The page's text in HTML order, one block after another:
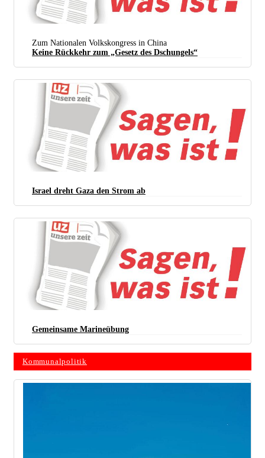
Zum Nationalen Volkskongress in China
Keine Rückkehr zum „Gesetz des Dschungels“
Israel dreht Gaza den Strom ab
Gemeinsame ­Marineübung
Kommunalpolitik